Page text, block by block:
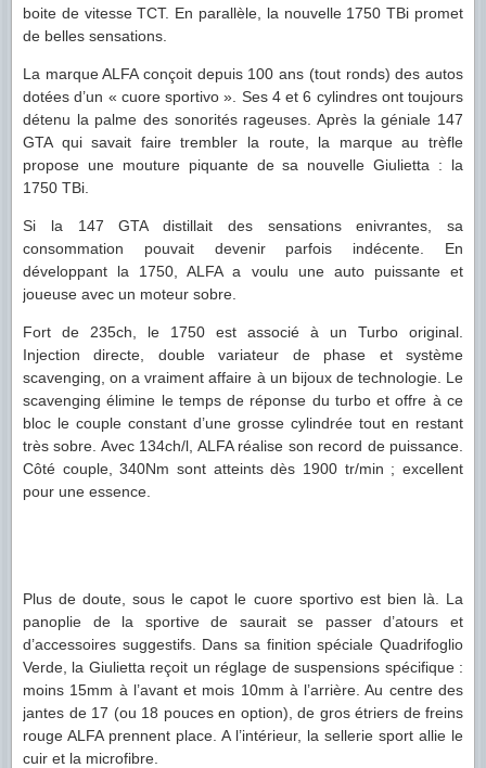
boite de vitesse TCT. En parallèle, la nouvelle 1750 TBi promet
de belles sensations.
La marque ALFA conçoit depuis 100 ans (tout ronds) des autos
dotées d’un « cuore sportivo ». Ses 4 et 6 cylindres ont toujours
détenu la palme des sonorités rageuses. Après la géniale 147
GTA qui savait faire trembler la route, la marque au trèfle
propose une mouture piquante de sa nouvelle Giulietta : la
1750 TBi.
Si la 147 GTA distillait des sensations enivrantes, sa
consommation pouvait devenir parfois indécente. En
développant la 1750, ALFA a voulu une auto puissante et
joueuse avec un moteur sobre.
Fort de 235ch, le 1750 est associé à un Turbo original.
Injection directe, double variateur de phase et système
scavenging, on a vraiment affaire à un bijoux de technologie. Le
scavenging élimine le temps de réponse du turbo et offre à ce
bloc le couple constant d’une grosse cylindrée tout en restant
très sobre. Avec 134ch/l, ALFA réalise son record de puissance.
Côté couple, 340Nm sont atteints dès 1900 tr/min ; excellent
pour une essence.
Plus de doute, sous le capot le cuore sportivo est bien là. La
panoplie de la sportive de saurait se passer d’atours et
d’accessoires suggestifs. Dans sa finition spéciale Quadrifoglio
Verde, la Giulietta reçoit un réglage de suspensions spécifique :
moins 15mm à l’avant et mois 10mm à l’arrière. Au centre des
jantes de 17 (ou 18 pouces en option), de gros étriers de freins
rouge ALFA prennent place. A l’intérieur, la sellerie sport allie le
cuir et la microfibre.